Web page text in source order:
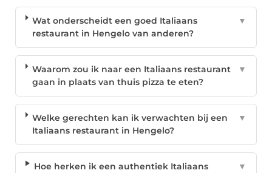
Wat onderscheidt een goed Italiaans
restaurant in Hengelo van anderen?
▼
Waarom zou ik naar een Italiaans restaurant
gaan in plaats van thuis pizza te eten?
▼
Welke gerechten kan ik verwachten bij een
Italiaans restaurant in Hengelo?
▼
Hoe herken ik een authentiek Italiaans
▼